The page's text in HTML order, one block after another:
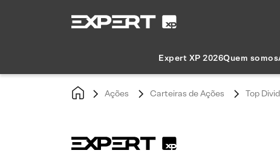
Expert XP 2026Quem somos
Ações Carteiras de Ações Top